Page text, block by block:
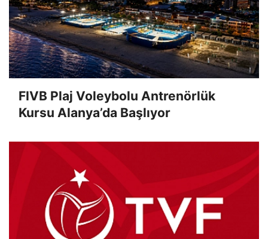
FIVB Plaj Voleybolu Antrenörlük
Kursu Alanya’da Başlıyor